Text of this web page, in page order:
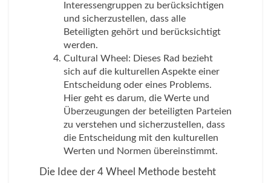
Interessengruppen zu berücksichtigen
und sicherzustellen, dass alle
Beteiligten gehört und berücksichtigt
werden.
Cultural Wheel: Dieses Rad bezieht
sich auf die kulturellen Aspekte einer
Entscheidung oder eines Problems.
Hier geht es darum, die Werte und
Überzeugungen der beteiligten Parteien
zu verstehen und sicherzustellen, dass
die Entscheidung mit den kulturellen
Werten und Normen übereinstimmt.
Die Idee der 4 Wheel Methode besteht